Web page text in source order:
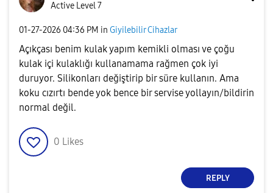
Active Level 7
‎01-27-2026 04:36 PM in Giyilebilir Cihazlar
Açıkçası benim kulak yapım kemikli olması ve çoğu
kulak içi kulaklığı kullanamama rağmen çok iyi
duruyor. Silikonları değiştirip bir süre kullanın. Ama
koku cızırtı bende yok bence bir servise yollayın/bildirin
normal değil.
0 Likes
REPLY